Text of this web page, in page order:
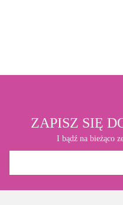
ZAPISZ SIĘ
I bądź na bieżąco